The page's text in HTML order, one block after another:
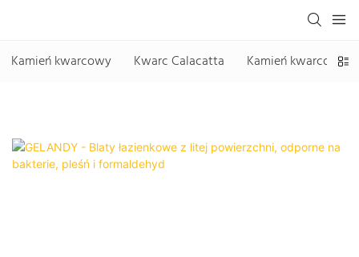
Kamień kwarcowy Kwarc Calacatta Kamień kwarcowy